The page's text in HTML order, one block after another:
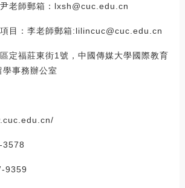
老師郵箱：lxsh@cuc.edu.cn
目：李老師郵箱:lilincuc@cuc.edu.cn
定福莊東街1號，中國傳媒大學國際教育
事務辦公室
3578